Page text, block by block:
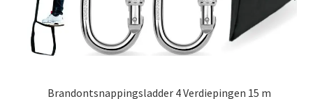
Brandontsnappingsladder 4 Verdiepingen 15 m